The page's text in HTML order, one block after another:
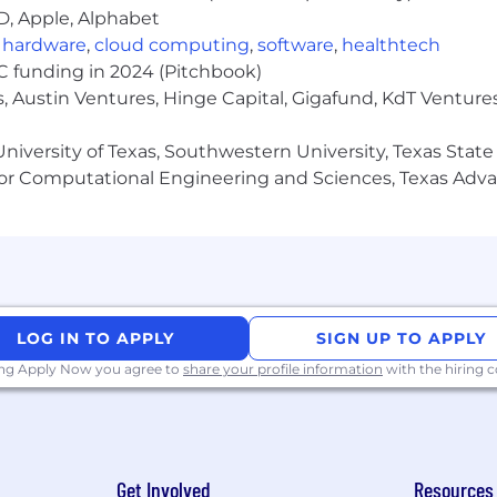
sur les avantages de nos différentes
avec eux tous les jours.
, collaborer à distance et en personne pour
et de compensation A comprehensive benefits
leur meilleur au travail tous les jours:
initial et, le cas échéant, la rémunération variable
Apple, Alphabet
hardware, cloud computing, software, healthtech
funding in 2024 (Pitchbook)
Austin Ventures, Hinge Capital, Gigafund, KdT
of Texas, Southwestern University, Texas
Computational Engineering and Sciences, Texas
LOG IN TO APPLY SIGN UP TO APPLY
Apply Now you agree to share your profile information with the hiring
Get Involved Resources